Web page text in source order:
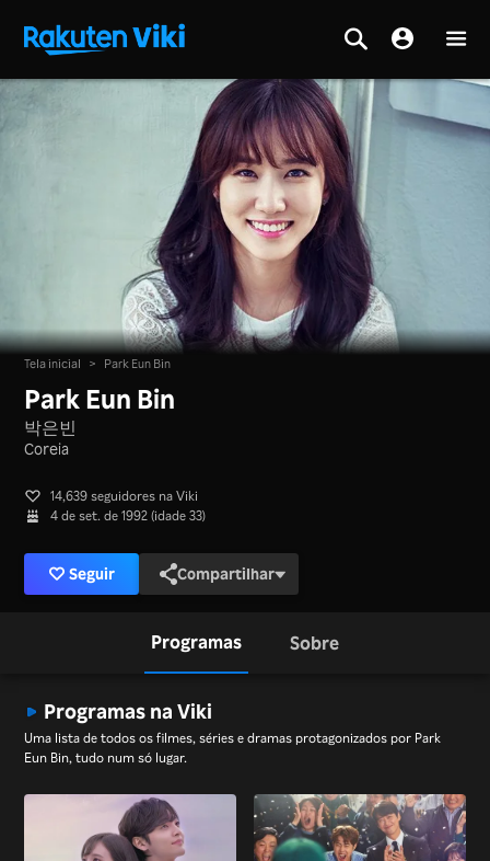
Tela inicial > Park Eun Bin
Park Eun Bin
박은빈
Coreia
14,639 seguidores na Viki
4 de set. de 1992 (idade 33)
Seguir Compartilhar
Programas Sobre
Programas na Viki
Uma lista de todos os filmes, séries e dramas protagonizados por Park
Eun Bin, tudo num só lugar.